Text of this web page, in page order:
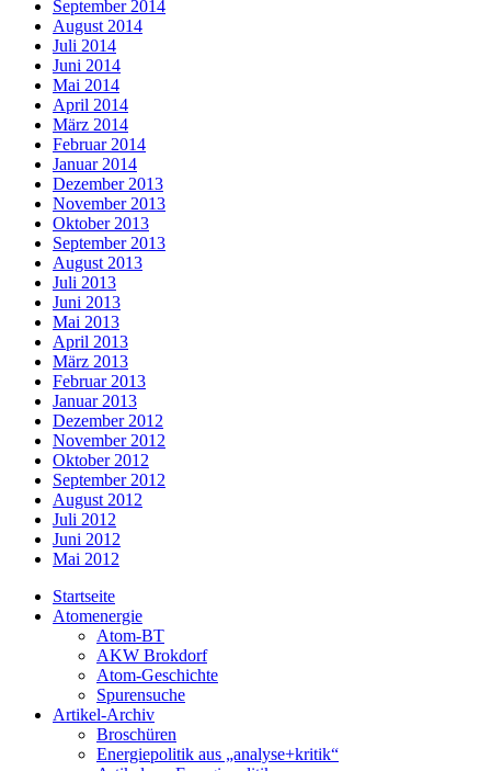
September 2014
August 2014
Juli 2014
Juni 2014
Mai 2014
April 2014
März 2014
Februar 2014
Januar 2014
Dezember 2013
November 2013
Oktober 2013
September 2013
August 2013
Juli 2013
Juni 2013
Mai 2013
April 2013
März 2013
Februar 2013
Januar 2013
Dezember 2012
November 2012
Oktober 2012
September 2012
August 2012
Juli 2012
Juni 2012
Mai 2012
Startseite
Atomenergie
Atom-BT
AKW Brokdorf
Atom-Geschichte
Spurensuche
Artikel-Archiv
Broschüren
Energiepolitik aus „analyse+kritik“